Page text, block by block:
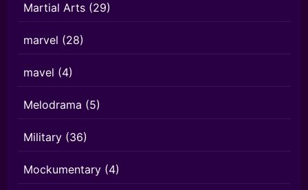
Martial Arts (29)
marvel (28)
mavel (4)
Melodrama (5)
Military (36)
Mockumentary (4)